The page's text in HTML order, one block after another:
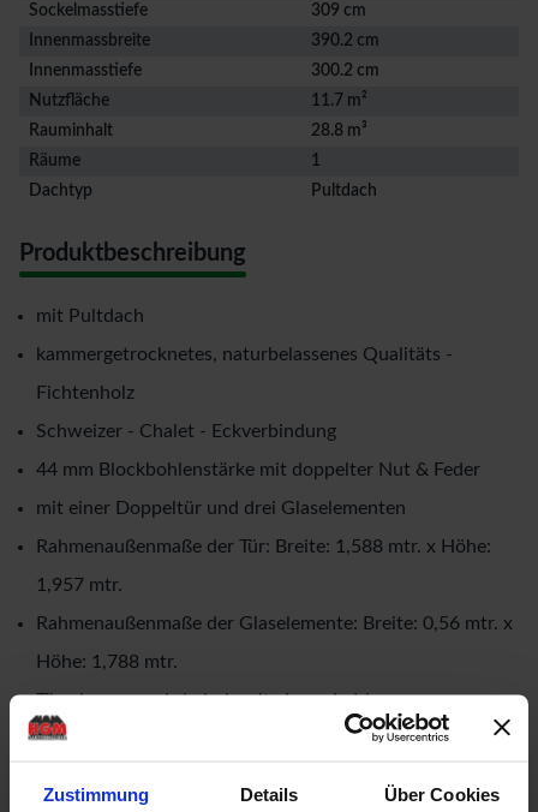
Zustimmung Details Über Cookies
Sockelmasstiefe
309 cm
Innenmassbreite
390.2 cm
Innenmasstiefe
300.2 cm
Nutzfläche
11.7 m²
Rauminhalt
28.8 m³
Räume
1
Dachtyp
Pultdach
Produktbeschreibung
mit Pultdach
kammergetrocknetes, naturbelassenes Qualitäts -
Fichtenholz
Schweizer - Chalet - Eckverbindung
44 mm Blockbohlenstärke mit doppelter Nut & Feder
mit einer Doppeltür und drei Glaselementen
Rahmenaußenmaße der Tür: Breite: 1,588 mtr. x Höhe:
1,957 mtr.
Rahmenaußenmaße der Glaselemente: Breite: 0,56 mtr. x
Höhe: 1,788 mtr.
Türrahmen aus Leimholz mit einer niedrigen
Edelstahlschwelle (keine Stolperfalle!)